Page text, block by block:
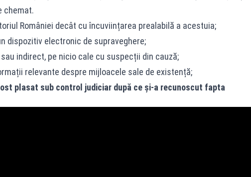
chemat.
României decât cu încuviințarea prealabilă a acestuia;
dispozitiv electronic de supraveghere;
indirect, pe nicio cale cu suspecții din cauză;
relevante despre mijloacele sale de existență;
plasat sub control judiciar după ce și-a recunoscut fapta